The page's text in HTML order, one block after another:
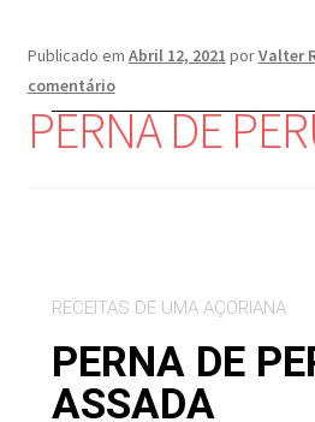
Publicado em Abril 12, 2021 porValter
comentário
PERNA DE
RECEITAS DE UMA AÇORIANA
PERNA DE
ASSADA